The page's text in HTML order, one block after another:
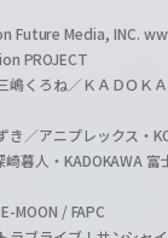
Future Media, INC.
PROJECT
くろね／ＫＡＤＯＫ
き／アニプレックス・
暮人・KADOKAWA 富
MOON / FAPC